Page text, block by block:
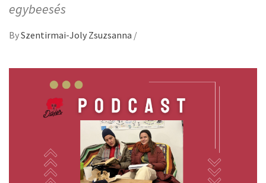
egybeesés
BySzentirmai-Joly Zsuzsanna /